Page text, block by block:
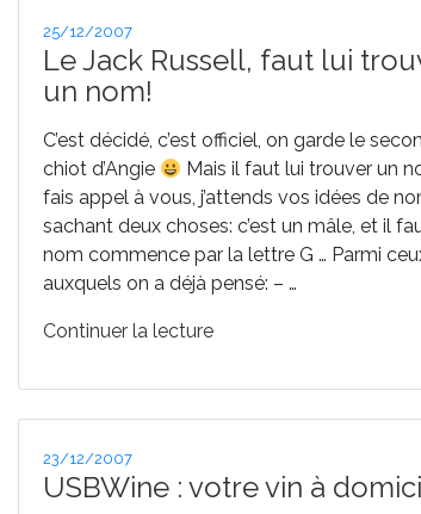
Publié
le
25/12/2007
Le Jack Russell, faut lui
un nom!
C’est décidé, c’est officiel, on garde le
chiot d’Angie
Mais il faut lui trouver un
fais appel à vous, j’attends vos idées de
sachant deux choses: c’est un mâle, et il
nom commence par la lettre G … Parmi
auxquels on a déjà pensé: – …
Continuer la lecturede
Jack
Russell,
lui
trouver
Publié
le
23/12/2007
USBWine : votre vin à